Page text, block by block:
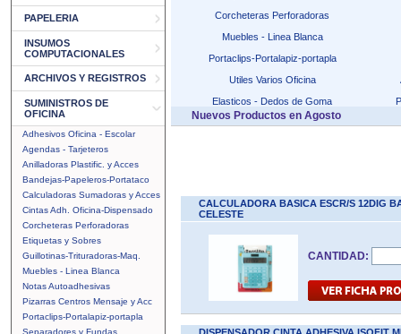
PAPELERIA
INSUMOS
COMPUTACIONALES
ARCHIVOS Y REGISTROS
SUMINISTROS DE
OFICINA
Adhesivos Oficina - Escolar
Agendas - Tarjeteros
Anilladoras Plastific. y Acces
Bandejas-Papeleros-Portataco
Calculadoras Sumadoras y Acces
Cintas Adh. Oficina-Dispensado
Corcheteras Perforadoras
Etiquetas y Sobres
Guillotinas-Trituradoras-Maq.
Muebles - Linea Blanca
Notas Autoadhesivas
Pizarras Centros Mensaje y Acc
Portaclips-Portalapiz-portapla
Separadores y Fundas
Corcheteras Perforadoras
Muebles - Linea Blanca
Portaclips-Portalapiz-portapla
Utiles Varios Oficina
Elasticos - Dedos de Goma
Nuevos Productos en Agosto
CALCULADORA BASICA ESCR/S 12DIG
CELESTE
CANTIDAD: